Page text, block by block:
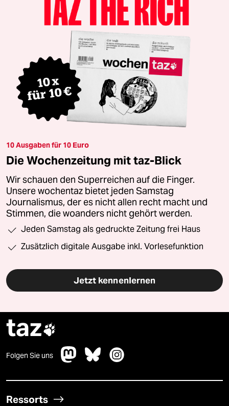
10 Ausgaben für 10 Euro
Die Wochenzeitung mit taz-Blick
Wir schauen den Superreichen auf die Finger.
Unsere wochentaz bietet jeden Samstag
Journalismus, der es nicht allen recht macht und
Stimmen, die woanders nicht gehört werden.
Jeden Samstag als gedruckte Zeitung frei Haus
Zusätzlich digitale Ausgabe inkl. Vorlesefunktion
Jetzt kennenlernen
taz
Folgen Sie uns
Ressorts